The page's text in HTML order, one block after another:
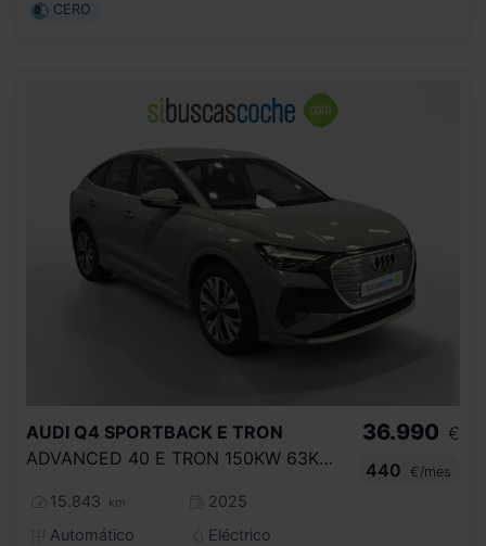
CERO
AUDI Q4 SPORTBACK E TRON
ADVANCED 40 E TRON 150KW 63KWH
15.843 km
2025
Automático
Eléctrico
36.990 €
440
€/mes